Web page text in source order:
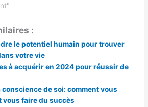
:
le potentiel humain pour trouver
votre vie
à acquérir en 2024 pour réussir de
conscience de soi: comment vous
vous faire du succès